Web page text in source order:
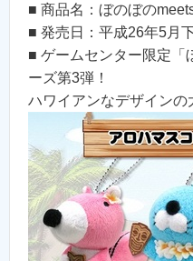
■ 商品名：ぼのぼの
■ 発売日：平成26年5月
■ ゲームセンター限定「
ーズ第3弾！
ハワイアンなデザインの